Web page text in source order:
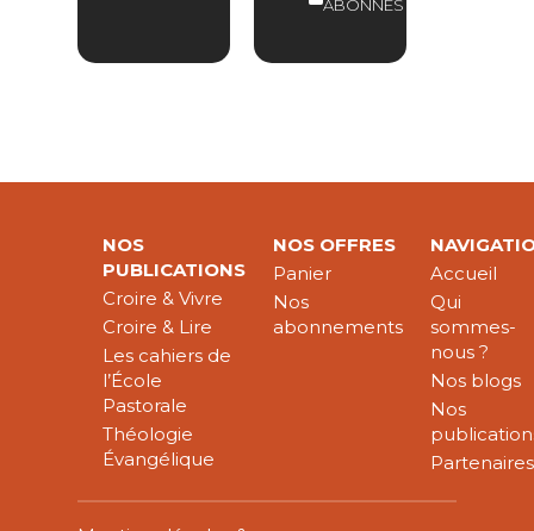
ABONNÉS
NOS
PUBLICATIONS
Croire & Vivre
Croire & Lire
Les cahiers de
l’École
Pastorale
Théologie
Évangélique
NOS OFFRES
Panier
Nos
abonnements
Accueil
Qui
sommes-
nous ?
Nos blogs
Nos
Partenaires